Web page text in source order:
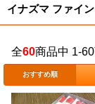
イナズマ ファイ
全60商品中 1-
おすすめ順